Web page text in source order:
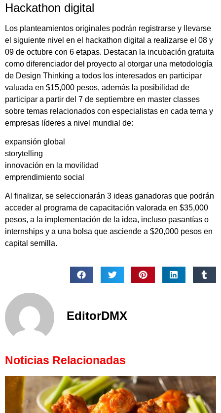
Hackathon digital
Los planteamientos originales podrán registrarse y llevarse
el siguiente nivel en el hackathon digital a realizarse el 08 y
09 de octubre con 6 etapas. Destacan la incubación gratuita
como diferenciador del proyecto al otorgar una metodología
de Design Thinking a todos los interesados en participar
valuada en $15,000 pesos, además la posibilidad de
participar a partir del 7 de septiembre en master classes
sobre temas relacionados con especialistas en cada tema y
empresas líderes a nivel mundial de:
expansión global
storytelling
innovación en la movilidad
emprendimiento social
Al finalizar, se seleccionarán 3 ideas ganadoras que podrán
acceder al programa de capacitación valorada en $35,000
pesos, a la implementación de la idea, incluso pasantías o
internships y a una bolsa que asciende a $20,000 pesos en
capital semilla.
EditorDMX
Noticias Relacionadas